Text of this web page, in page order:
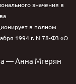
значения в
в полном
1994 г. N 78-ФЗ «О
— Анна Мгерян